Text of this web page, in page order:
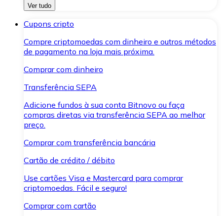
Ver tudo
Cupons cripto
Compre criptomoedas com dinheiro e outros métodos
de pagamento na loja mais próxima.
Comprar com dinheiro
Transferência SEPA
Adicione fundos à sua conta Bitnovo ou faça
compras diretas via transferência SEPA ao melhor
preço.
Comprar com transferência bancária
Cartão de crédito / débito
Use cartões Visa e Mastercard para comprar
criptomoedas. Fácil e seguro!
Comprar com cartão